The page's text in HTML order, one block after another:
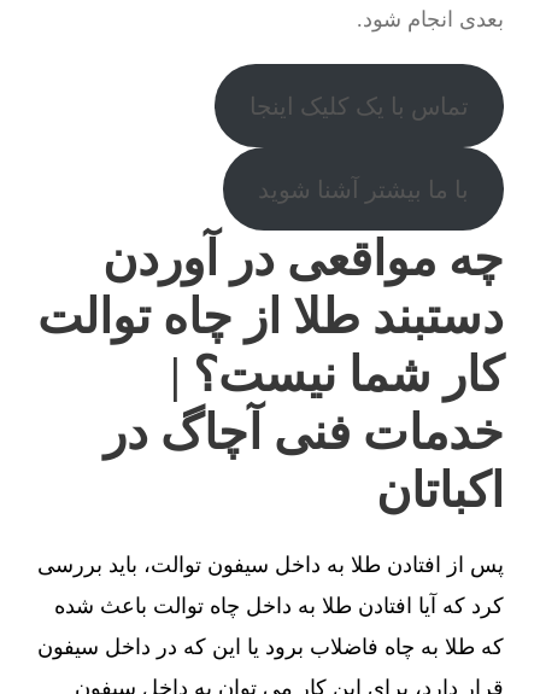
بعدی انجام شود.
تماس با یک کلیک اینجا
با ما بیشتر آشنا شوید
چه مواقعی در آوردن
دستبند طلا از چاه توالت
کار شما نیست؟ |
خدمات فنی آچاگ در
اکباتان
پس از افتادن طلا به داخل سیفون توالت، باید بررسی
کرد که آیا افتادن طلا به داخل چاه توالت باعث شده
که طلا به چاه فاضلاب برود یا این که در داخل سیفون
قرار دارد، برای این کار می توان به داخل سیفون